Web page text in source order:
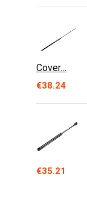
Cover…
€38.24
€35.21